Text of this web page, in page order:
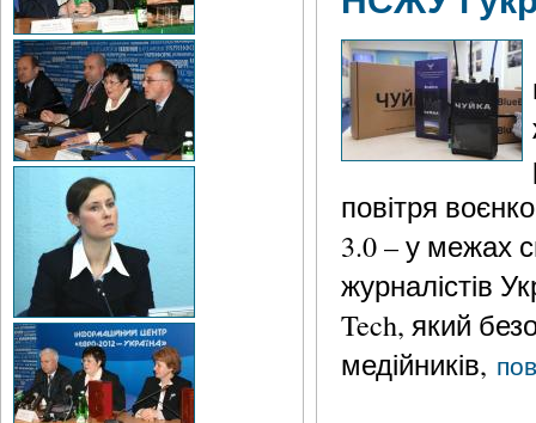
повітря
3.0 – у межах
журналістів
Tech, який
медійників,